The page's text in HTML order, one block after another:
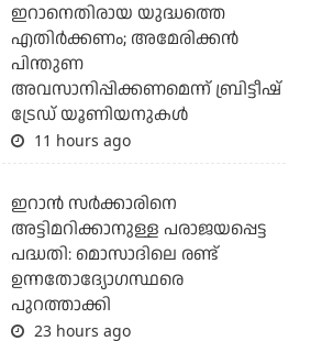
ഇറാനെതിരായ യുദ്ധത്തെ
എതിര്‍ക്കണം; അമേരിക്കന്‍
പിന്തുണ
അവസാനിപ്പിക്കണമെന്ന് ബ്രിട്ടീഷ്
ട്രേഡ് യൂണിയനുകള്‍
11 hours ago
ഇറാന്‍ സര്‍ക്കാരിനെ
അട്ടിമറിക്കാനുള്ള പരാജയപ്പെട്ട
പദ്ധതി: മൊസാദിലെ രണ്ട്
ഉന്നതോദ്യോഗസ്ഥരെ
പുറത്താക്കി
23 hours ago